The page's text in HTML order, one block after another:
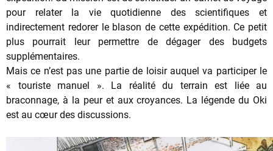
pour relater la vie quotidienne des scientifiques et
indirectement redorer le blason de cette expédition. Ce petit
plus pourrait leur permettre de dégager des budgets
supplémentaires.
Mais ce n’est pas une partie de loisir auquel va participer le
« touriste manuel ». La réalité du terrain est liée au
braconnage, à la peur et aux croyances. La légende du Oki
est au cœur des discussions.